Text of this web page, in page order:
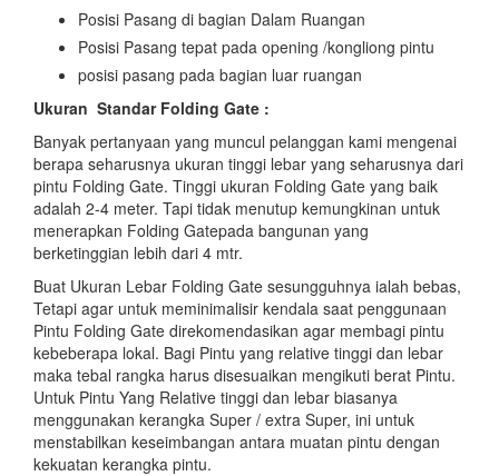
Posisi Pasang di bagian Dalam Ruangan
Posisi Pasang tepat pada opening /kongliong pintu
posisi pasang pada bagian luar ruangan
Ukuran Standar Folding Gate :
Banyak pertanyaan yang muncul pelanggan kami mengenai
berapa seharusnya ukuran tinggi lebar yang seharusnya dari
pintu Folding Gate. Tinggi ukuran Folding Gate yang baik
adalah 2-4 meter. Tapi tidak menutup kemungkinan untuk
menerapkan Folding Gatepada bangunan yang
berketinggian lebih dari 4 mtr.
Buat Ukuran Lebar Folding Gate sesungguhnya ialah bebas,
Tetapi agar untuk meminimalisir kendala saat penggunaan
Pintu Folding Gate direkomendasikan agar membagi pintu
kebeberapa lokal. Bagi Pintu yang relative tinggi dan lebar
maka tebal rangka harus disesuaikan mengikuti berat Pintu.
Untuk Pintu Yang Relative tinggi dan lebar biasanya
menggunakan kerangka Super / extra Super, ini untuk
menstabilkan keseimbangan antara muatan pintu dengan
kekuatan kerangka pintu.